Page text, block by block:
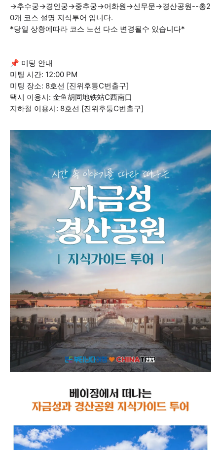
→추수궁→경인궁→중추궁→어화원→신무문→경산공원--총2
0개 코스 설명 지식투어 입니다.
*당일 상황에따라 코스 노선 다소 변경될수 있습니다*
📌 미팅 안내
미팅 시간: 12:00 PM
미팅 장소: 8호선 [진위후퉁C번출구]
택시 이용시: 金鱼胡同地铁站C西南口
지하철 이용시: 8호선 [진위후퉁C번출구]